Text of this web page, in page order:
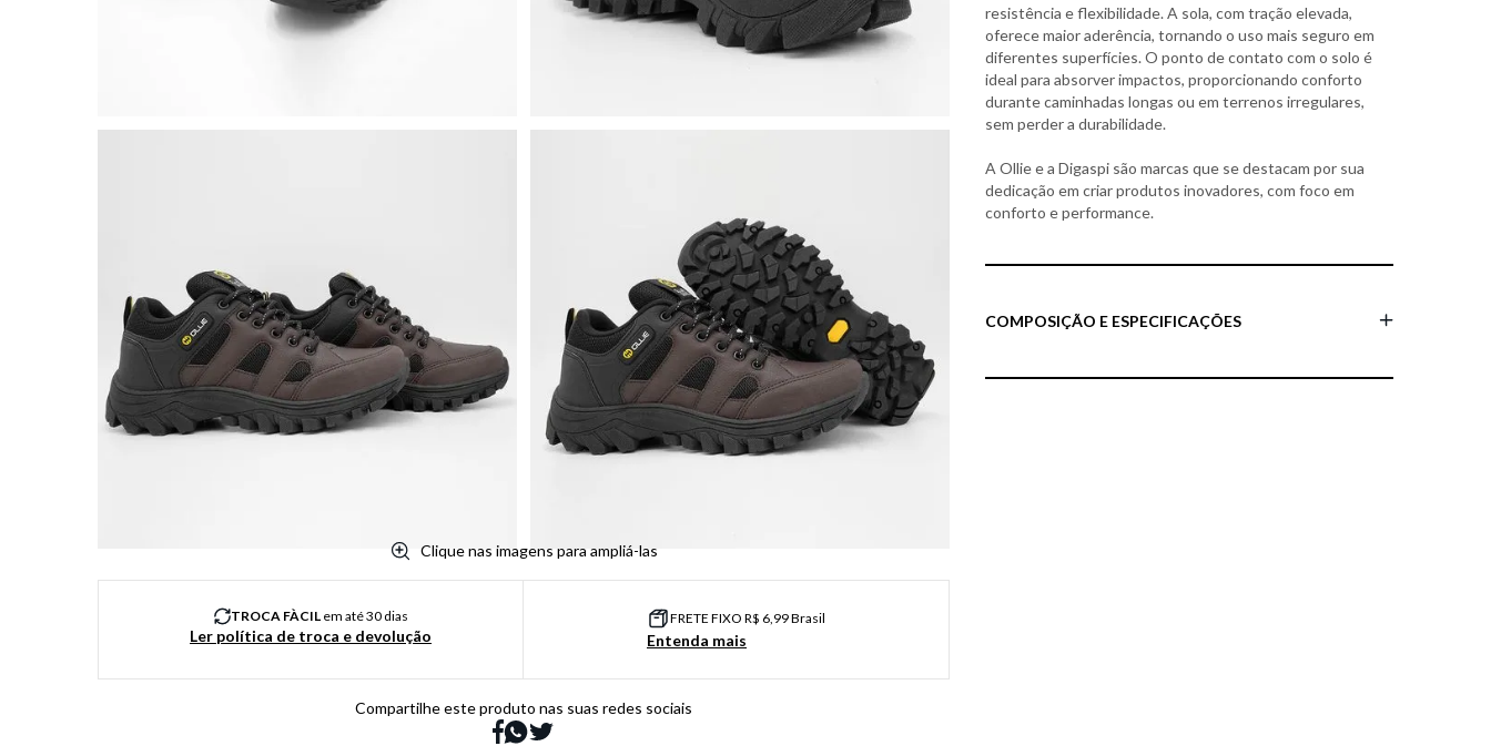
Clique nas imagens para ampliá-las
TROCA FÀCILem até 30 dias
Ler política de troca e devolução
FRETE FIXO R$ 6,99 Brasil
Entenda mais
Compartilhe este produto nas suas redes sociais
resistência e flexibilidade. A sola, com tração elevada,
oferece maior aderência, tornando o uso mais seguro em
diferentes superfícies. O ponto de contato com o solo é
ideal para absorver impactos, proporcionando conforto
durante caminhadas longas ou em terrenos irregulares,
sem perder a durabilidade.
A Ollie e a Digaspi são marcas que se destacam por sua
dedicação em criar produtos inovadores, com foco em
conforto e performance.
COMPOSIÇÃO E ESPECIFICAÇÕES